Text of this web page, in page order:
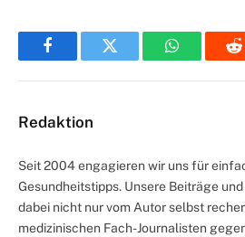
FacebookTwitter WhatsApp
Redaktion
Seit 2004 engagieren wir uns für
Gesundheitstipps. Unsere Beiträge
dabei nicht nur vom Autor selbst
medizinischen Fach-Journalisten